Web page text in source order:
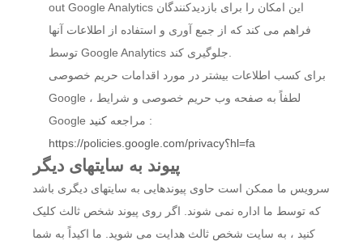
out Google Analytics این امکان را برای بازدیدکنندگان
فراهم می کند که از جمع آوری و استفاده از اطلاعات آنها
برای کسب اطلاعات بیشتر در مورد اقدامات حریم خصوصی
Google ، لطفاً به صفحه وب حریم خصوصی و شرایط
Google مراجعه کنید
:
https://policies.google.com/privacy؟hl=fa
پیوند به سایتهای دیگر
سرویس ما ممکن است حاوی پیوندهایی به سایتهای دیگری باشد
که توسط ما اداره نمی شوند. اگر روی پیوند شخص ثالث کلیک
کنید ، به سایت شخص ثالث هدایت می شوید. ما اکیداً به شما